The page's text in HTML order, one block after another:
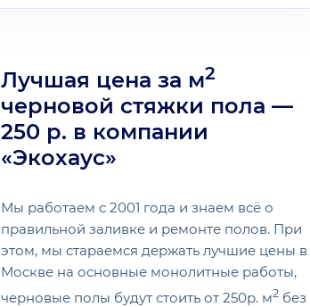
Лучшая цена за м2
черновой стяжки пола —
250 р. в компании
«Экохаус»
Мы работаем с 2001 года и знаем всё о
правильной заливке и ремонте полов. При
этом, мы стараемся держать лучшие цены в
Москве на основные монолитные работы,
черновые полы будут стоить от 250р. м2 без